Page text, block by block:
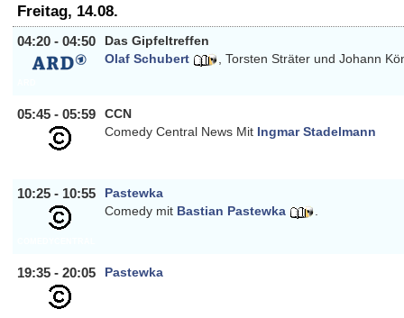
Freitag, 14.08.
04:20 - 04:50
Das Gipfeltreffen
Olaf Schubert
Torsten Sträter und Johann
05:45 - 05:59
CCN
Comedy Central News Mit Ingmar Stadelmann
10:25 - 10:55
Pastewka
Comedy mit Bastian Pastewka
19:35 - 20:05 Pastewka